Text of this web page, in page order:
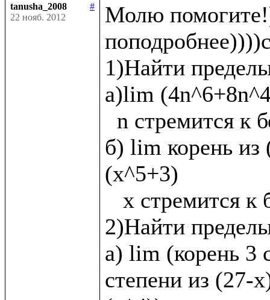
tanusha_2008
#
22 нояб. 2012
Молю
1)Найти
а)lim
б) lim корень из
(x^5+3)
2)Найти
а) lim (корень 3
степени из (27-